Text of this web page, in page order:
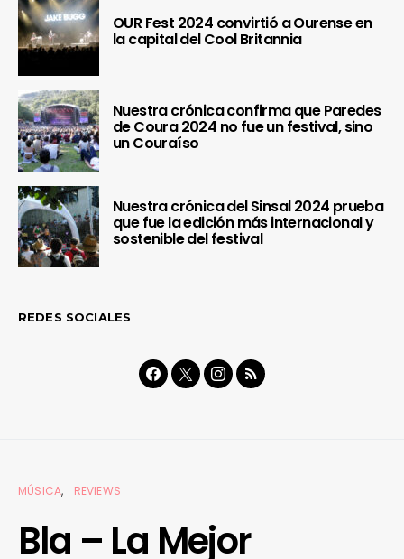
OUR Fest 2024 convirtió a Ourense en
la capital del Cool Britannia
Nuestra crónica confirma que Paredes
de Coura 2024 no fue un festival, sino
un Couraíso
Nuestra crónica del Sinsal 2024 prueba
que fue la edición más internacional y
sostenible del festival
REDES SOCIALES
MÚSICA REVIEWS
Bla – La Mejor